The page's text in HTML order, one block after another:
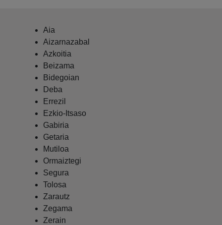
Aia
Aizarnazabal
Azkoitia
Beizama
Bidegoian
Deba
Errezil
Ezkio-Itsaso
Gabiria
Getaria
Mutiloa
Ormaiztegi
Segura
Tolosa
Zarautz
Zegama
Zerain